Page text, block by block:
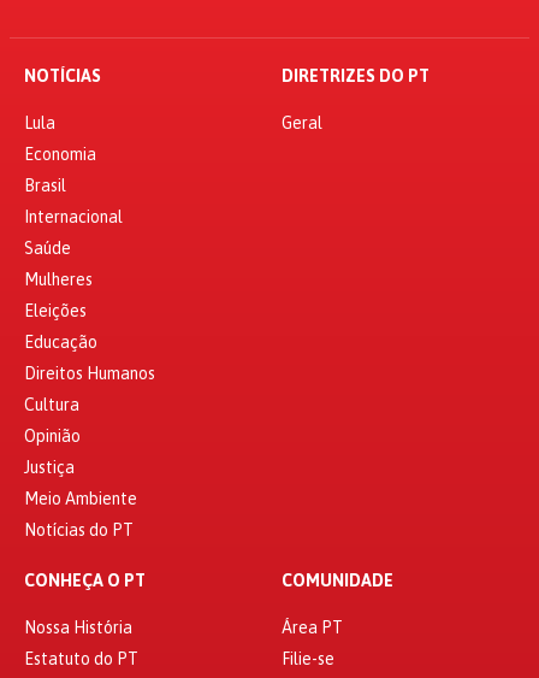
NOTÍCIAS
Lula
Economia
Brasil
Internacional
Saúde
Mulheres
Eleições
Educação
Direitos Humanos
Cultura
Opinião
Justiça
Meio Ambiente
Notícias do PT
DIRETRIZES DO PT
Geral
CONHEÇA O PT
Nossa História
Estatuto do PT
COMUNIDADE
Área PT
Filie-se